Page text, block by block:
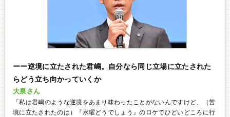
ーー逆境に立たされた君嶋。自分なら同じ立場に立たされた
らどう立ち向かっていくか
大泉さん
「私は君嶋のような逆境をあまり味わったことがないんですけど、（苦
境に立たされたのは）『水曜どうでしょう』のロケでひどいどころに行